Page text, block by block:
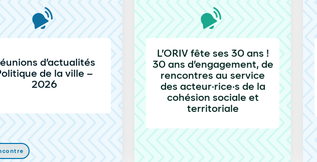
d’actualités
de la ville –
2026
L’ORIV fête ses 30 ans !
30 ans d’engagement, de
rencontres au service
des acteur·rice·s de la
cohésion sociale et
territoriale